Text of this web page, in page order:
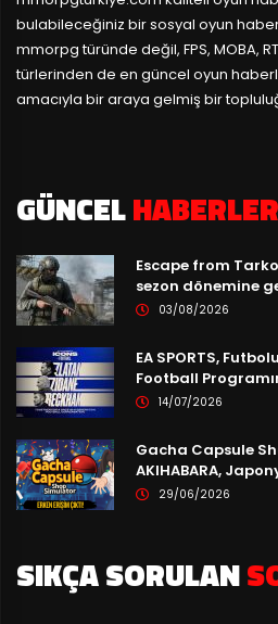
bulabileceğiniz bir sosyal oyun
mmorpg türünde değil, FPS, MOBA,
türlerinden de en güncel oyun
amacıyla bir araya gelmiş bir
GÜNCELHABERLER
Escape from
sezon dönemine
03/08/2026
EA SPORTS,
Football
14/07/2026
Gacha Capsule
AKIHABARA,
29/06/2026
SIKÇA SORULAN